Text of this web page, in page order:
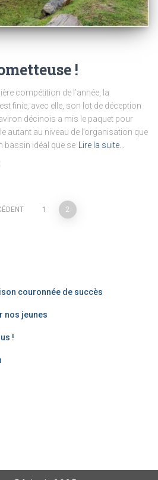
!
compétition de l’année, la
finie, avec elle, son lot de déception
décinois a mis le paquet pour
autant au niveau de l’organisation que
bassin idéal que se Lire la suite…
1 2
couronnée de succès
nos jeunes
!